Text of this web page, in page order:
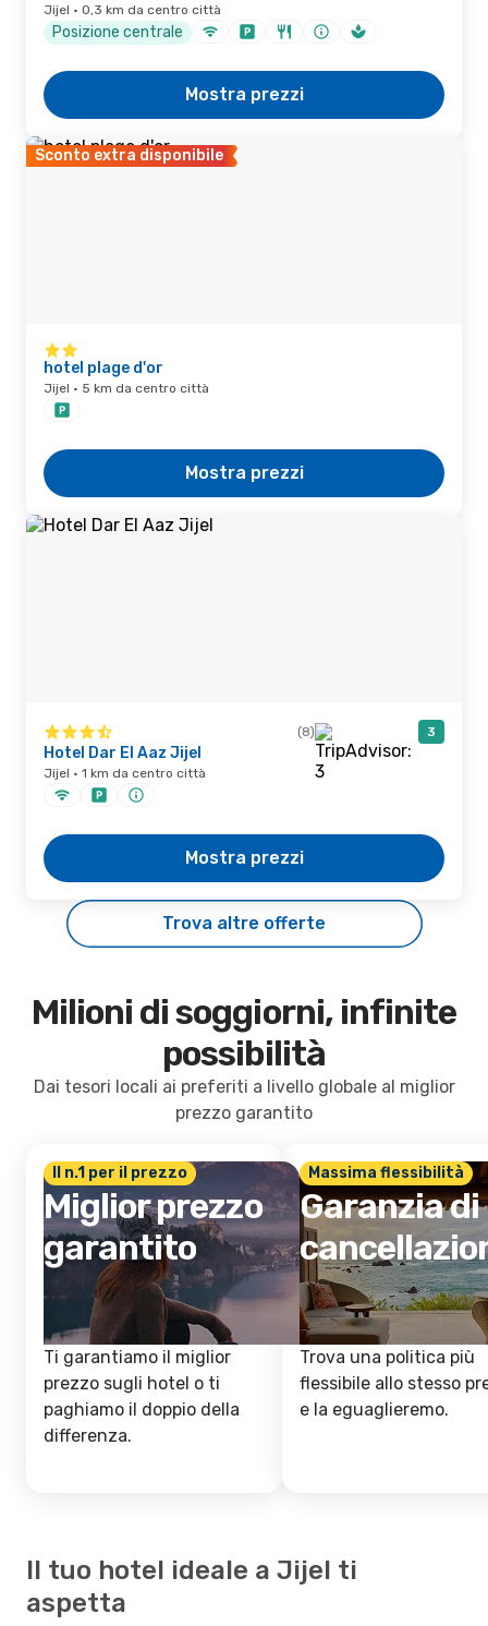
Jijel · 0,3 km da centro città
Posizione centrale
Mostra prezzi
Sconto extra disponibile
hotel plage d'or
Jijel · 5 km da centro città
Mostra prezzi
(8) 3
Hotel Dar El Aaz Jijel
Jijel · 1 km da centro città
Mostra prezzi
Trova altre offerte
Milioni di soggiorni, infinite
possibilità
Dai tesori locali ai preferiti a livello globale al miglior
prezzo garantito
Il n.1 per il prezzo
Miglior prezzo
garantito
Ti garantiamo il miglior
prezzo sugli hotel o ti
paghiamo il doppio della
differenza.
Massima flessibilità
Garanzia di
Trova una politica più
flessibile allo stesso
e la eguaglieremo.
Il tuo hotel ideale a Jijel ti
aspetta